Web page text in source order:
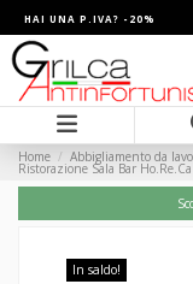
HAI UNA P.IVA? -20%
Home Abbigliamento da
Ristorazione Sala Bar
In saldo!